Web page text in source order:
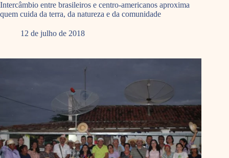
Intercâmbio entre brasileiros e centro-americanos aproxima
quem cuida da terra, da natureza e da comunidade
12 de julho de 2018